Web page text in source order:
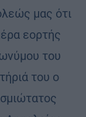
μας ότι
εορτής
του
του ο